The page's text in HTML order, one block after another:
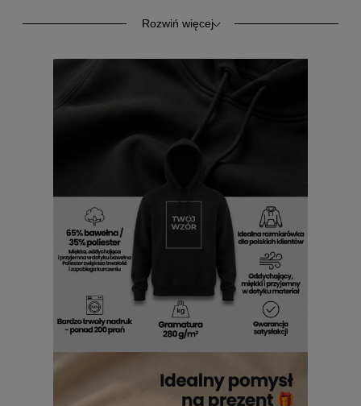
znajduje zastosowanie również jako odzież sportowa.
Kangurkowa kieszeń, rękawy i dół ze ściągaczem.
Sprzedawane przez nas wzory nadruków posiadamy
również w wersji na bluzach z kapturem w 4 kolorach, na
bluzach bez kaptura w 4 kolorach oraz na męskich
koszulkach w 2 kolorach.
Rozwiń więcej